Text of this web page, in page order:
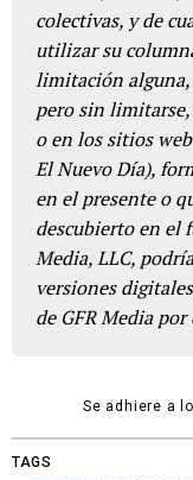
colectivas, y de
utilizar su
limitación
pero sin
o en los sitios
El Nuevo Día),
en el presente o
descubierto en el
Media, LLC,
versiones
de GFR Media
Se adhiere a
TAGS